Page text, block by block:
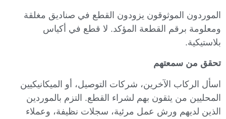
الموردون الموثوقون يزودون القطع في صناديق مغلقة
ومعلومة برقم القطعة المؤكد. لا قطع في أكياس
بلاستيكية.
تحقق من سمعتهم
اسأل الركاب الآخرين، شركات التوصيل، أو الميكانيكيين
المحليين من يثقون بهم لشراء القطع. التزم بالموردين
الذين لديهم ورش عمل مرئية، سجلات نظيفة، وعملاء